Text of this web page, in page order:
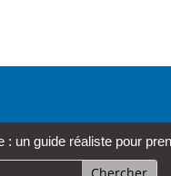
réaliste pour prendre